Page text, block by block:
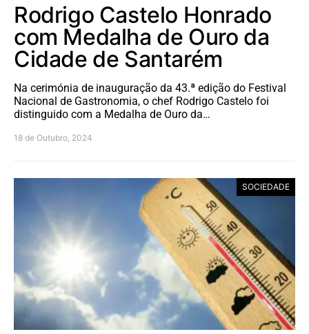
Rodrigo Castelo Honrado
com Medalha de Ouro da
Cidade de Santarém
Na cerimónia de inauguração da 43.ª edição do Festival
Nacional de Gastronomia, o chef Rodrigo Castelo foi
distinguido com a Medalha de Ouro da…
18 de Outubro, 2024
SOCIEDADE